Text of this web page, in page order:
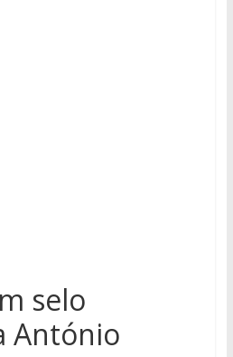
selo
António